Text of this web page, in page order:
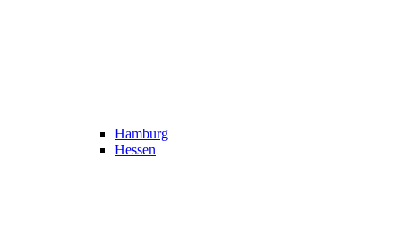
Hamburg
Hessen